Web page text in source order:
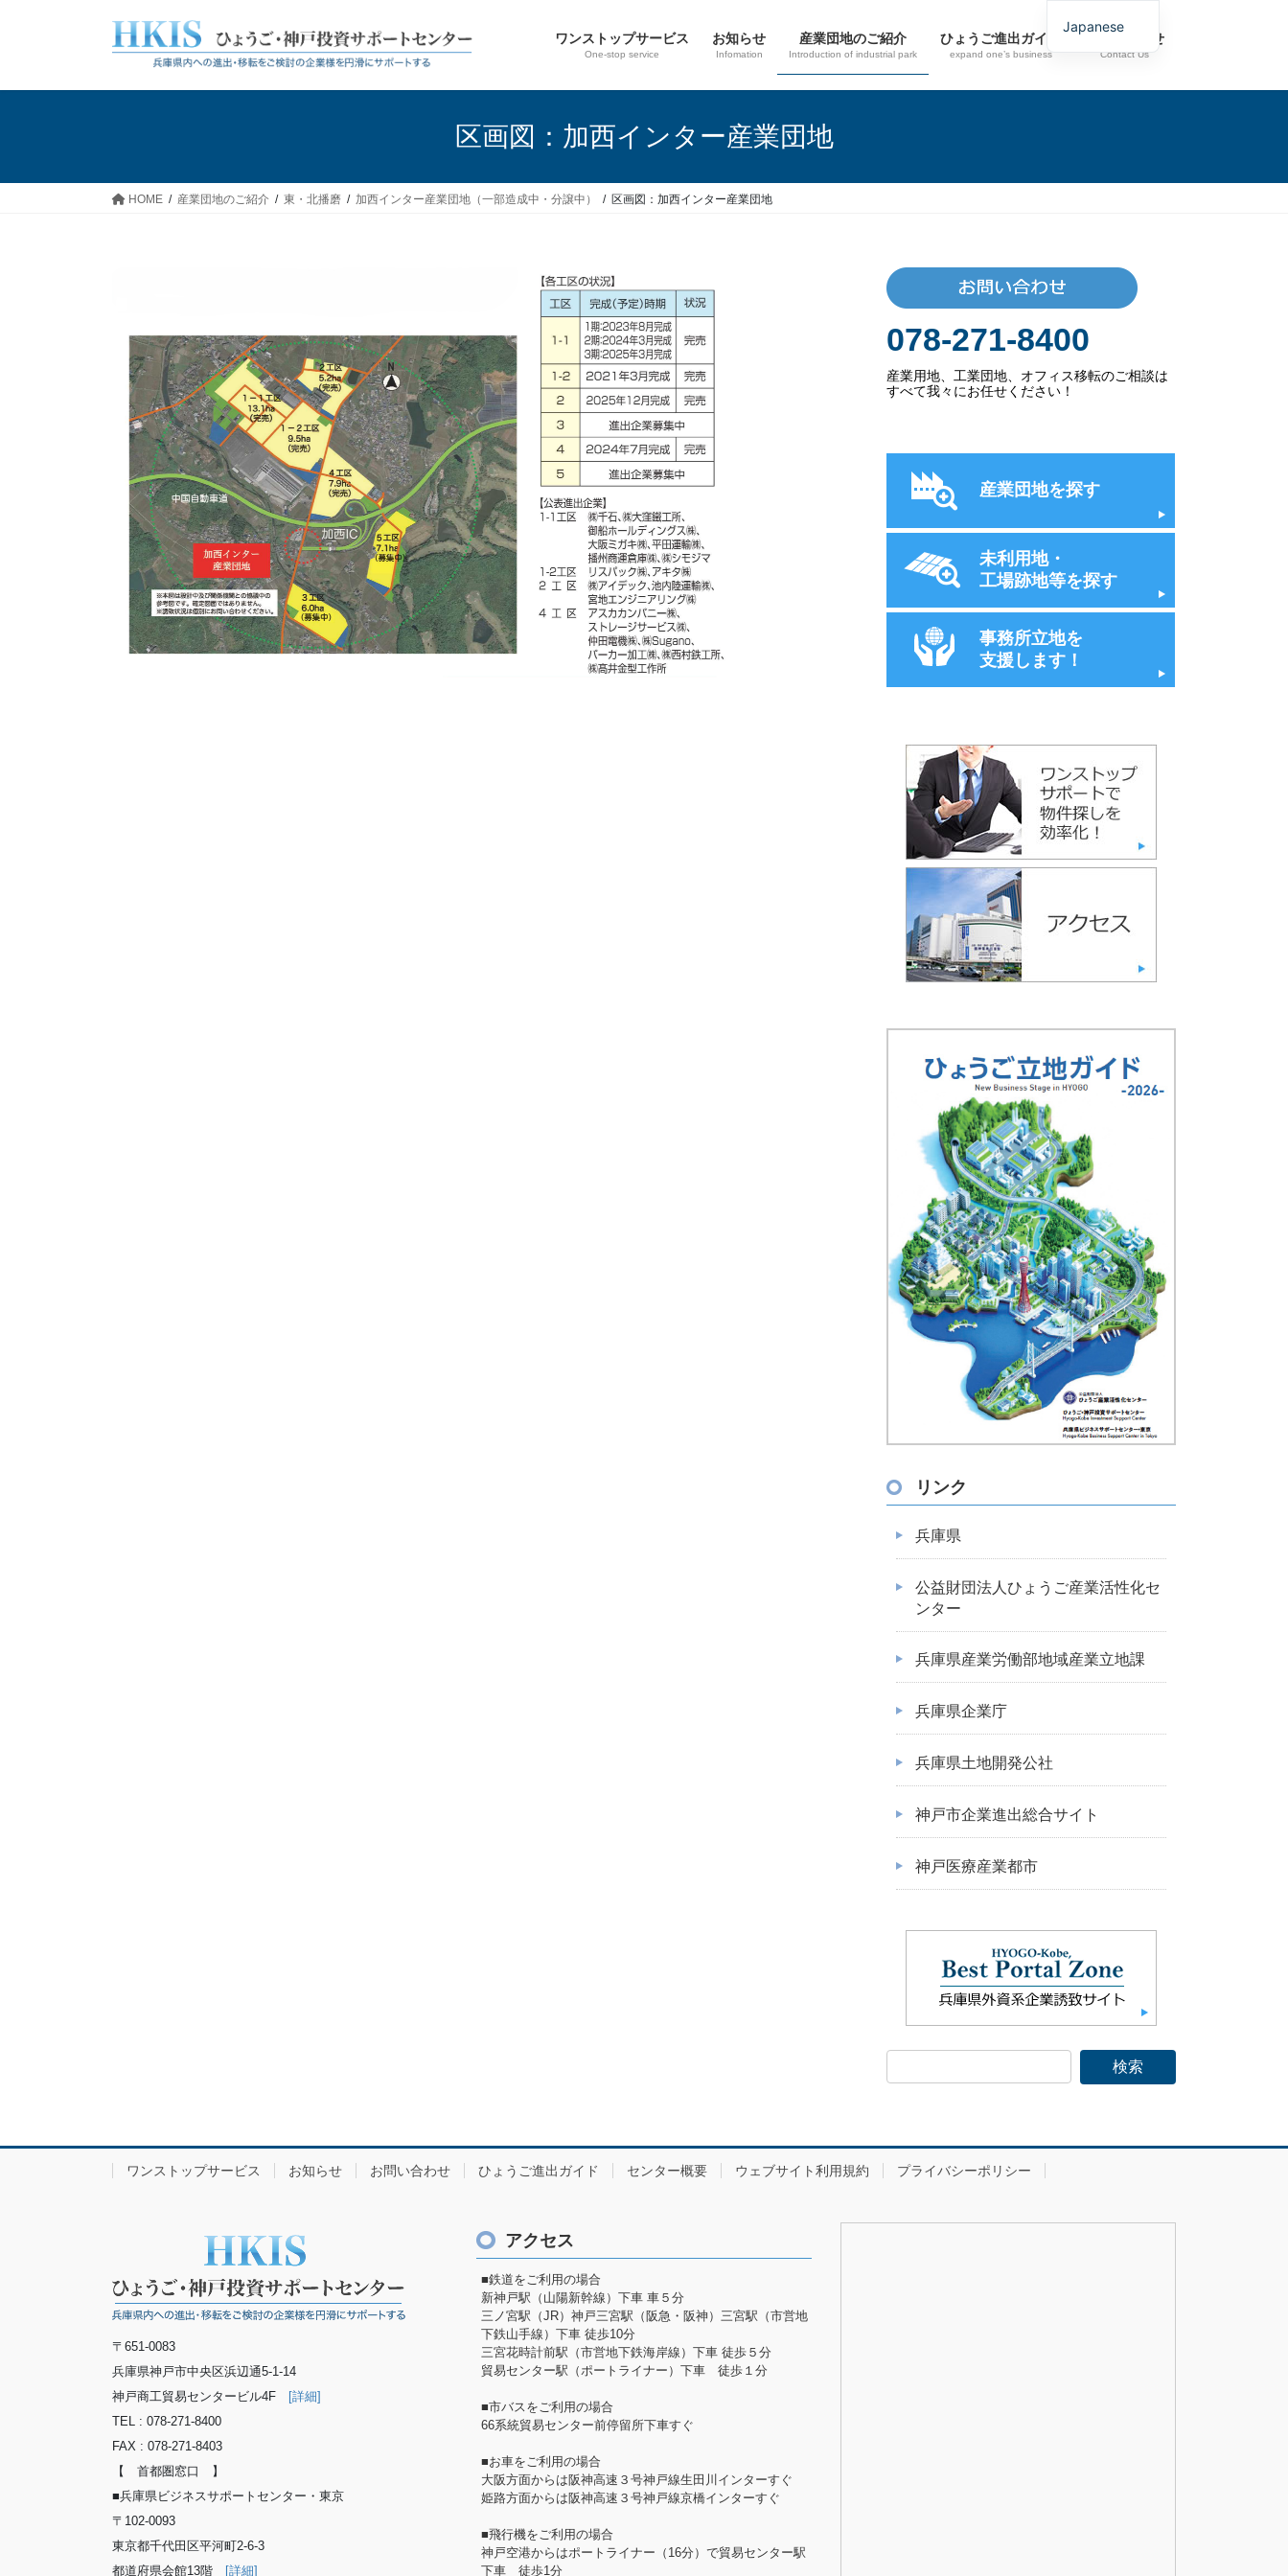
ワンストップサービス
One-stop service
お知らせ
Infomation
産業団地のご紹介
Introduction of industrial park
ひょうご進出ガイド
expand one’s business
お問い合わせ
Contact Us
区画図：加西インター産業団地
HOME 産業団地のご紹介 東・北播磨 加西インター産業団地（一部造成中・分譲中） 区画図：加西インター産業団地
078-271-8400
産業用地、工業団地、オフィス移転のご相談は
すべて我々にお任せください！
産業団地を探す
未利用地・
工場跡地等を探す
事務所立地を
支援します！
リンク
兵庫県
公益財団法人ひょうご産業活性化セ
ンター
兵庫県産業労働部地域産業立地課
兵庫県企業庁
兵庫県土地開発公社
神戸市企業進出総合サイト
神戸医療産業都市
ワンストップサービス お知らせ お問い合わせ ひょうご進出ガイド センター概要 ウェブサイト利用規約 プライバシーポリシー
〒651-0083
兵庫県神戸市中央区浜辺通5-1-14
神戸商工貿易センタービル4F
[詳細]
TEL : 078-271-8400
FAX : 078-271-8403
【 首都圏窓口 】
■兵庫県ビジネスサポートセンター・東京
〒102-0093
東京都千代田区平河町2-6-3
都道府県会館13階
[詳細]
アクセス
■鉄道をご利用の場合
新神戸駅（山陽新幹線）下車 車５分
三ノ宮駅（JR）神戸三宮駅（阪急・阪神）三宮駅（市営地
下鉄山手線）下車 徒歩10分
三宮花時計前駅（市営地下鉄海岸線）下車 徒歩５分
貿易センター駅（ポートライナー）下車 徒歩１分
■市バスをご利用の場合
66系統貿易センター前停留所下車すぐ
■お車をご利用の場合
大阪方面からは阪神高速３号神戸線生田川インターすぐ
姫路方面からは阪神高速３号神戸線京橋インターすぐ
■飛行機をご利用の場合
神戸空港からはポートライナー（16分）で貿易センター駅
下車 徒歩1分
Japanese